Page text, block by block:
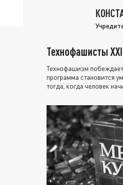
Технофашисты
Технофашизм побеждает
программа становится
тогда, когда человек